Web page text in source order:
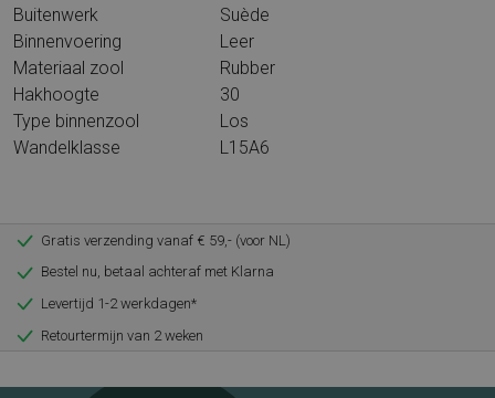
Buitenwerk
Suède
Binnenvoering
Leer
Materiaal zool
Rubber
Hakhoogte
30
Type binnenzool
Los
Wandelklasse
L15A6
Gratis verzending vanaf € 59,- (voor NL)
Bestel nu, betaal achteraf met Klarna
Levertijd 1-2 werkdagen*
Retourtermijn van 2 weken